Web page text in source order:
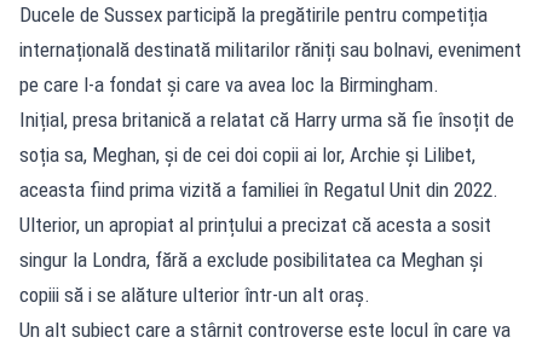
Ducele de Sussex participă la pregătirile pentru competiția
internațională destinată militarilor răniți sau bolnavi, eveniment
pe care l-a fondat și care va avea loc la Birmingham.
Inițial, presa britanică a relatat că Harry urma să fie însoțit de
soția sa, Meghan, și de cei doi copii ai lor, Archie și Lilibet,
aceasta fiind prima vizită a familiei în Regatul Unit din 2022.
Ulterior, un apropiat al prințului a precizat că acesta a sosit
singur la Londra, fără a exclude posibilitatea ca Meghan și
copiii să i se alăture ulterior într-un alt oraș.
Un alt subiect care a stârnit controverse este locul în care va